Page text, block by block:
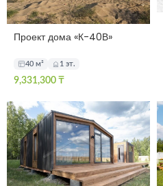
Проект дома «К-40В»
40 м² 1 эт.
9,331,300 ₸